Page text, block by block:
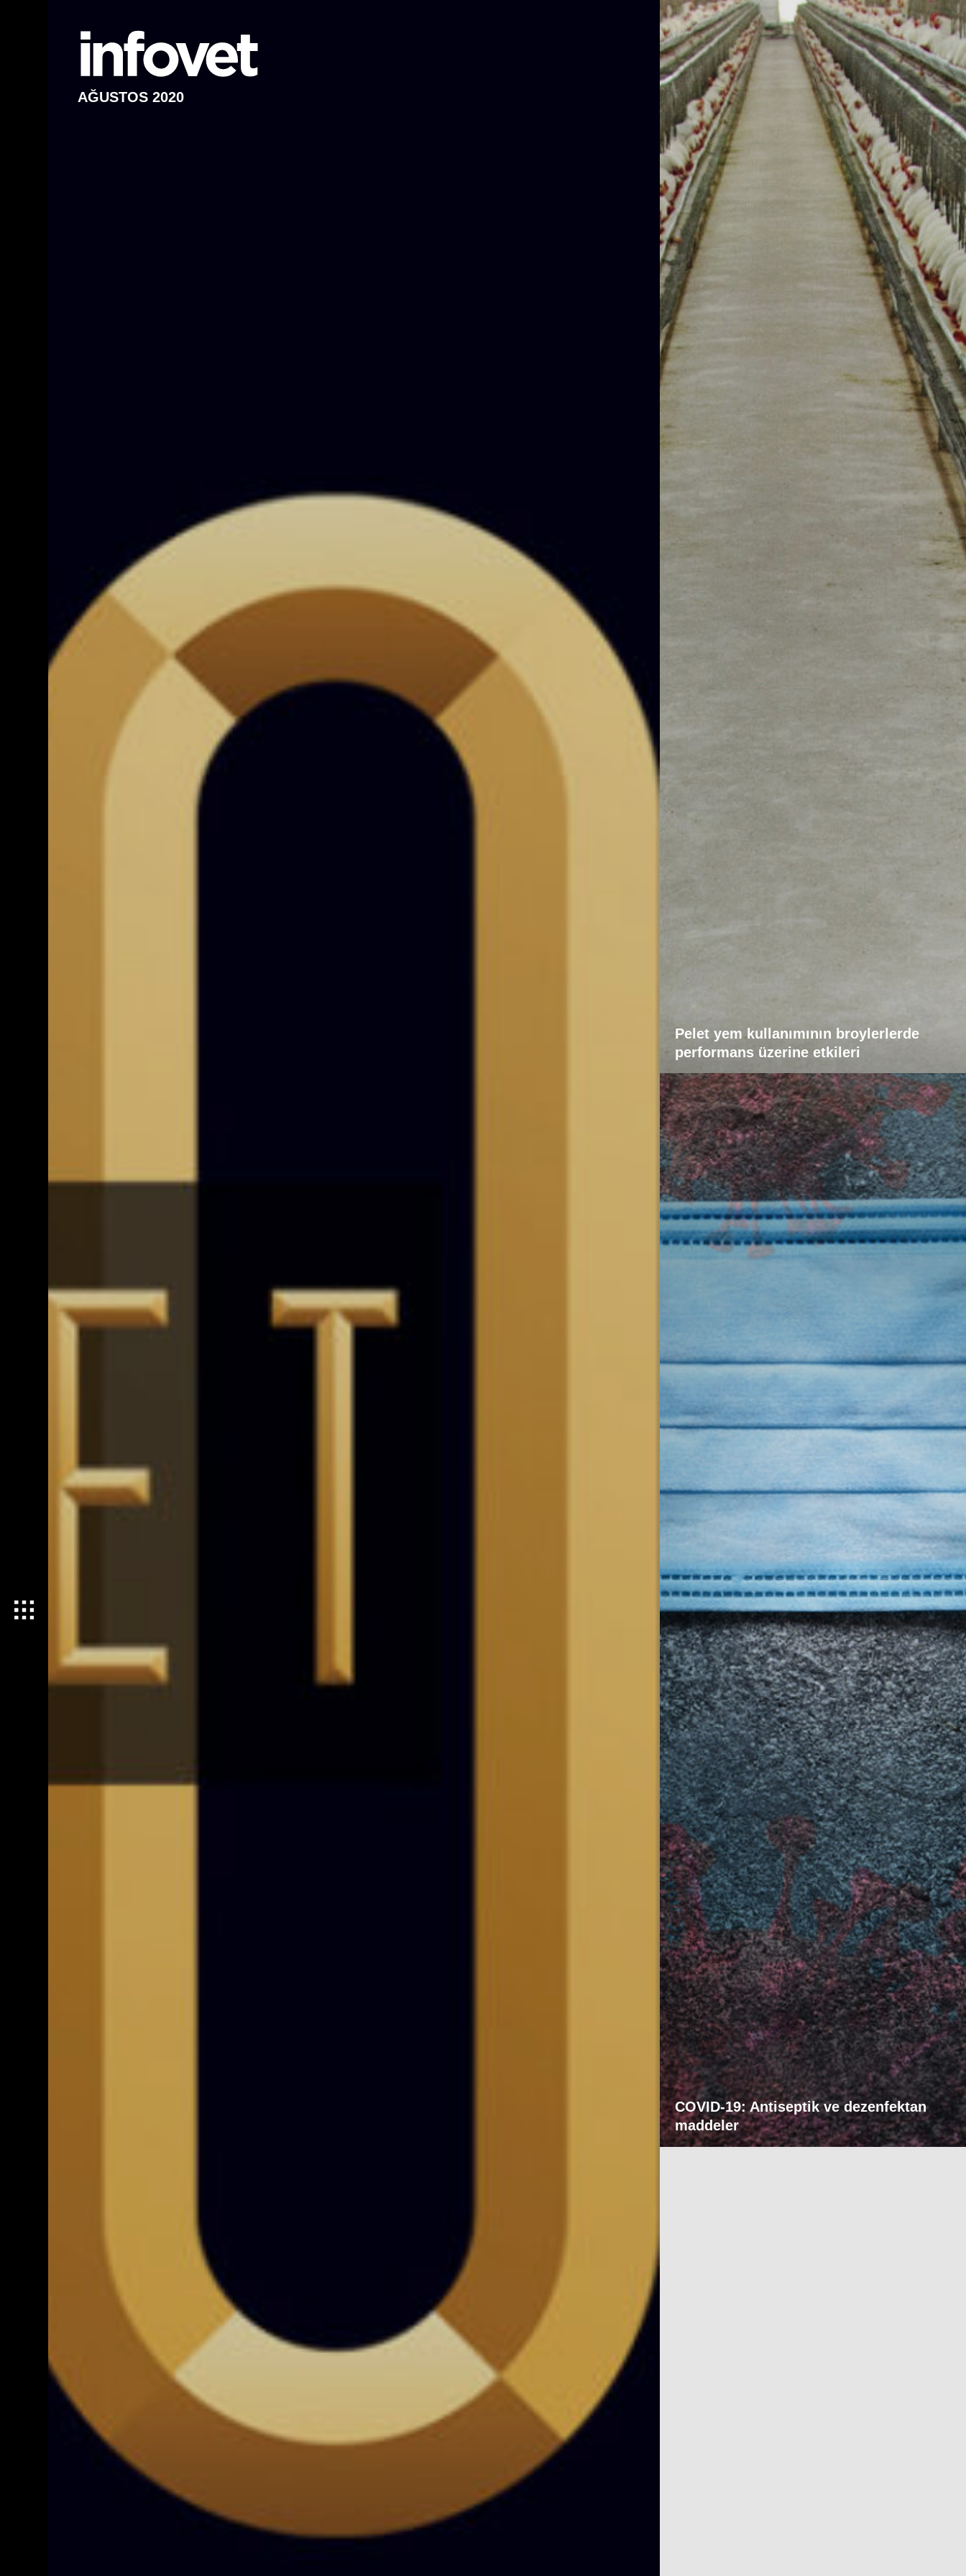
AĞUSTOS 2020
Pelet yem kullanımının broylerlerde
performans üzerine etkileri
COVID-19: Antiseptik ve dezenfektan
maddeler